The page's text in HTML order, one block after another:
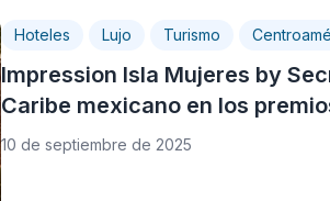
Hoteles Lujo Turismo
Impression Isla Mujeres by
Caribe mexicano en los
10 de septiembre de 2025